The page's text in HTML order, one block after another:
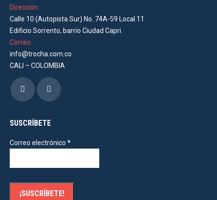
Dirección:
Calle 10 (Autopista Sur) No. 74A-59 Local 11
Edificio Sorrento, barrio Ciudad Capri.
Correo:
info@trocha.com.co
CALI – COLOMBIA
Encuéntranos en:
Facebook
opens
new
Instagram
opens
new
SUSCRÍBETE
Correo electrónico *